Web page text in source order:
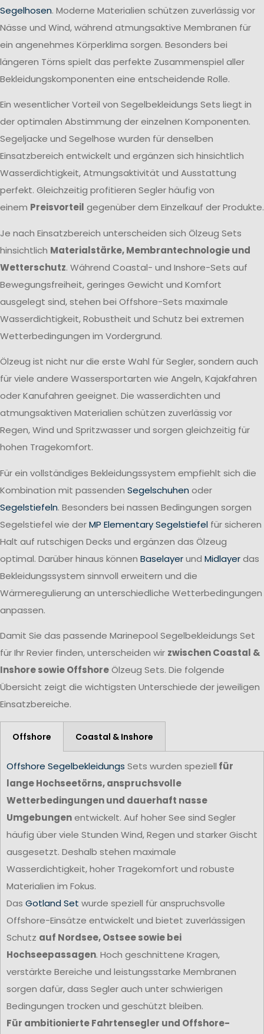
Segelhosen. Moderne Materialien schützen zuverlässig vor
Nässe und Wind, während atmungsaktive Membranen für
ein angenehmes Körperklima sorgen. Besonders bei
längeren Törns spielt das perfekte Zusammenspiel aller
Bekleidungskomponenten eine entscheidende Rolle.
Ein wesentlicher Vorteil von Segelbekleidungs Sets liegt in
der optimalen Abstimmung der einzelnen Komponenten.
Segeljacke und Segelhose wurden für denselben
Einsatzbereich entwickelt und ergänzen sich hinsichtlich
Wasserdichtigkeit, Atmungsaktivität und Ausstattung
perfekt. Gleichzeitig profitieren Segler häufig von
einem Preisvorteil gegenüber dem Einzelkauf der Produkte.
Je nach Einsatzbereich unterscheiden sich Ölzeug Sets
hinsichtlich Materialstärke, Membrantechnologie und
Wetterschutz. Während Coastal- und Inshore-Sets auf
Bewegungsfreiheit, geringes Gewicht und Komfort
ausgelegt sind, stehen bei Offshore-Sets maximale
Wasserdichtigkeit, Robustheit und Schutz bei extremen
Wetterbedingungen im Vordergrund.
Ölzeug ist nicht nur die erste Wahl für Segler, sondern auch
für viele andere Wassersportarten wie Angeln, Kajakfahren
oder Kanufahren geeignet. Die wasserdichten und
atmungsaktiven Materialien schützen zuverlässig vor
Regen, Wind und Spritzwasser und sorgen gleichzeitig für
hohen Tragekomfort.
Für ein vollständiges Bekleidungssystem empfiehlt sich die
Kombination mit passenden Segelschuhen oder
Segelstiefeln. Besonders bei nassen Bedingungen sorgen
Segelstiefel wie derMP Elementary Segelstiefel für sicheren
Halt auf rutschigen Decks und ergänzen das Ölzeug
optimal. Darüber hinaus können Baselayerund Midlayerdas
Bekleidungssystem sinnvoll erweitern und die
Wärmeregulierung an unterschiedliche Wetterbedingungen
anpassen.
Damit Sie das passende Marinepool Segelbekleidungs Set
für Ihr Revier finden, unterscheiden wir zwischen Coastal &
Inshore sowie OffshoreÖlzeug Sets. Die folgende
Übersicht zeigt die wichtigsten Unterschiede der jeweiligen
Einsatzbereiche.
Offshore Coastal & Inshore
Offshore Segelbekleidungs Sets wurden speziell für
lange Hochseetörns, anspruchsvolle
Wetterbedingungen und dauerhaft nasse
Umgebungenentwickelt. Auf hoher See sind Segler
häufig über viele Stunden Wind, Regen und starker Gischt
ausgesetzt. Deshalb stehen maximale
Wasserdichtigkeit, hoher Tragekomfort und robuste
Materialien im Fokus.
Das Gotland Set wurde speziell für anspruchsvolle
Offshore-Einsätze entwickelt und bietet zuverlässigen
Schutz auf Nordsee, Ostsee sowie bei
Hochseepassagen. Hoch geschnittene Kragen,
verstärkte Bereiche und leistungsstarke Membranen
sorgen dafür, dass Segler auch unter schwierigen
Bedingungen trocken und geschützt bleiben.
Für ambitionierte Fahrtensegler und Offshore-